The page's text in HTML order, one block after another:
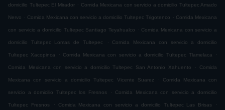
domicilio Tultepec El Mirador . Comida Mexicana con servicio a domicilio Tultepec Amado
Nervo . Comida Mexicana con servicio a domicilio Tultepec Trigotenco . Comida Mexicana
con servicio a domicilio Tultepec Santiago Teyahualco . Comida Mexicana con servicio a
domicilio Tultepec Lomas de Tultepec . Comida Mexicana con servicio a domicilio
Tultepec Xacopinca . Comida Mexicana con servicio a domicilio Tultepec Tlamelaca .
Comida Mexicana con servicio a domicilio Tultepec San Antonio Xahuento . Comida
Mexicana con servicio a domicilio Tultepec Vicente Suarez . Comida Mexicana con
servicio a domicilio Tultepec los Fresnos . Comida Mexicana con servicio a domicilio
Tultepec Fresnos . Comida Mexicana con servicio a domicilio Tultepec Las Brisas .